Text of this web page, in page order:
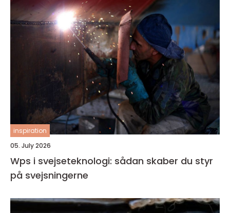
inspiration
05. July 2026
Wps i svejseteknologi: sådan skaber du styr
på svejsningerne